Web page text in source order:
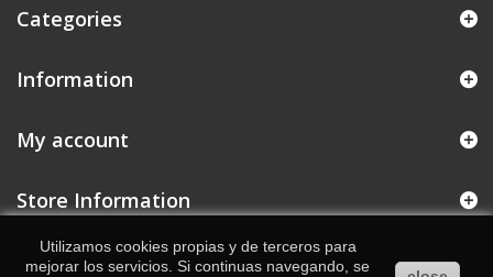
Categories
Information
My account
Store Information
Utilizamos cookies propias y de terceros para
mejorar los servicios. Si continuas navegando, se